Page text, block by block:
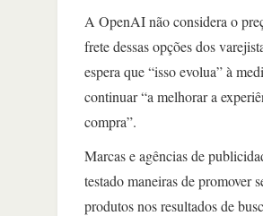
A OpenAI não considera o
frete dessas opções dos
espera que “isso evolua” à
continuar “a melhorar a
compra”.
Marcas e agências de
testado maneiras de promover
produtos nos resultados de